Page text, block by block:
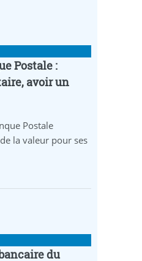
Postale :
avoir un
Postale
la valeur pour ses
du